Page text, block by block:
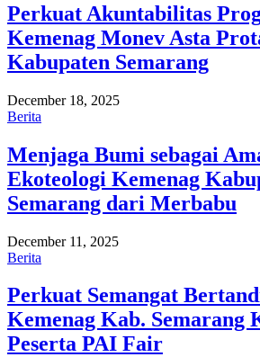
Perkuat Akuntabilitas
Kemenag Monev Asta
Kabupaten Semarang
December 18, 2025
Berita
Menjaga Bumi sebagai
Ekoteologi Kemenag
Semarang dari Merbabu
December 11, 2025
Berita
Perkuat Semangat
Kemenag Kab. Semarang
Peserta PAI Fair